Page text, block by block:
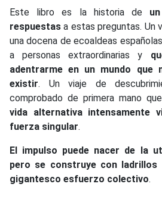
Este libro es la historia de
respuestas a estas preguntas. Un
una docena de ecoaldeas
a personas extraordinarias y
adentrarme en un mundo que
existir. Un viaje de
comprobado de primera mano
vida alternativa intensamente
fuerza singular.
El impulso puede nacer de la
pero se construye con ladrillos
gigantesco esfuerzo colectivo.